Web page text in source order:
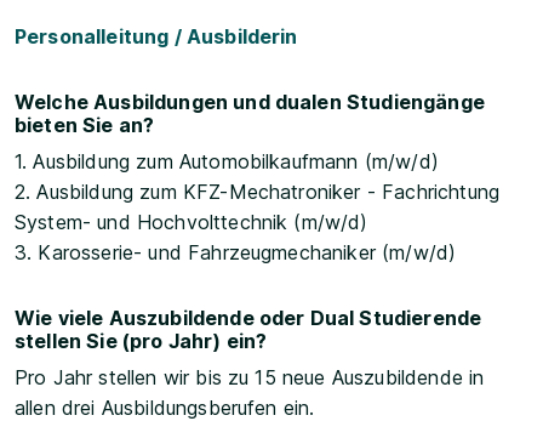
Personalleitung / Ausbilderin
Welche Ausbildungen und dualen Studiengänge
bieten Sie an?
1. Ausbildung zum Automobilkaufmann (m/w/d)
2. Ausbildung zum KFZ-Mechatroniker - Fachrichtung
System- und Hochvolttechnik (m/w/d)
3. Karosserie- und Fahrzeugmechaniker (m/w/d)
Wie viele Auszubildende oder Dual Studierende
stellen Sie (pro Jahr) ein?
Pro Jahr stellen wir bis zu 15 neue Auszubildende in
allen drei Ausbildungsberufen ein.